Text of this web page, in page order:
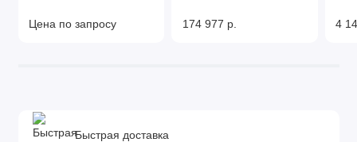
Цена по запросу 174 977 р. 4
Быстрая доставка